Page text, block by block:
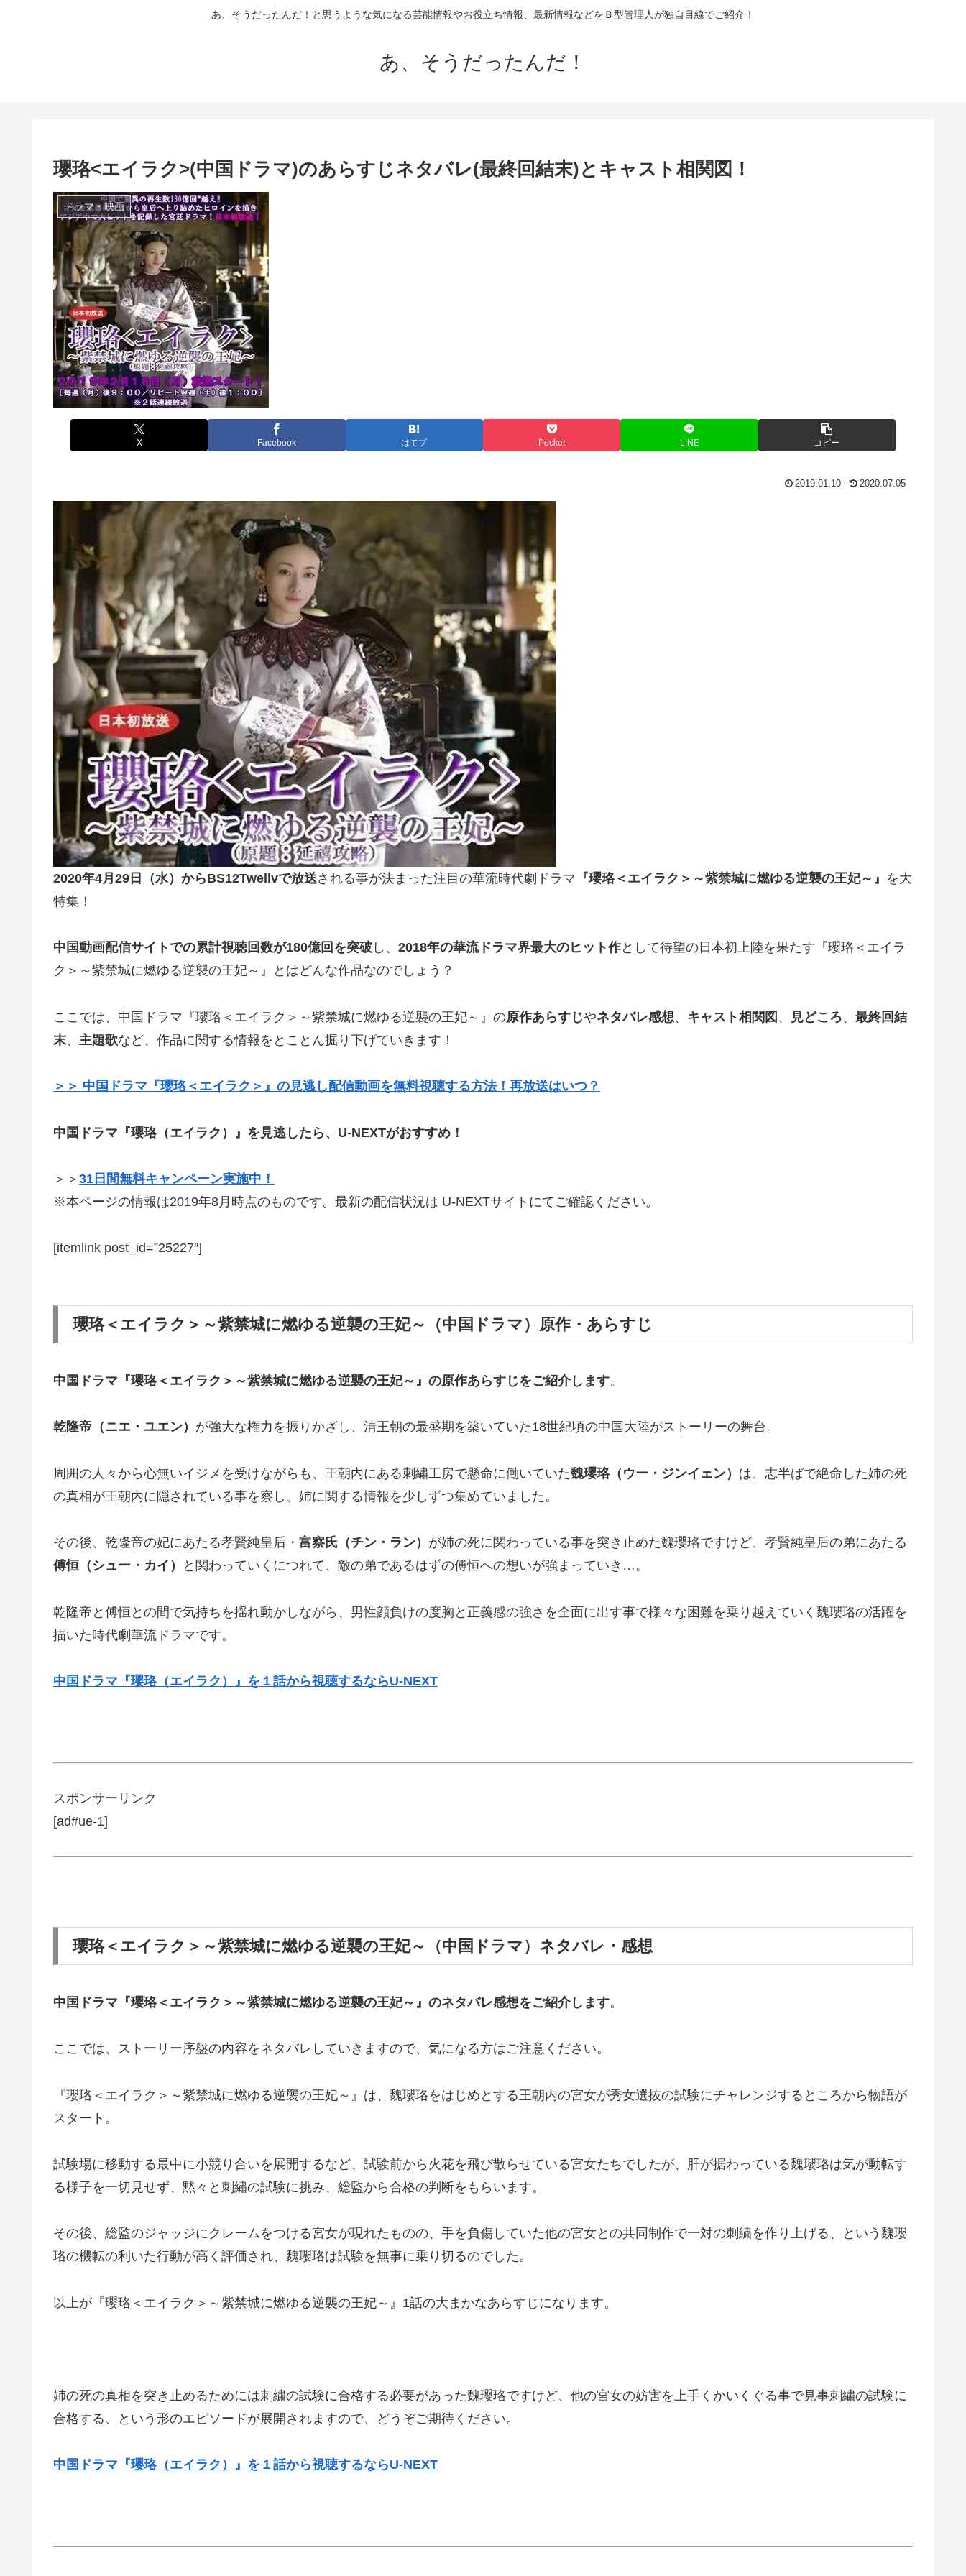
あ、そうだったんだ！と思うような気になる芸能情報やお役立ち情報、最新情報などをＢ型管理人が独自目線でご紹介！
あ、そうだったんだ！
瓔珞<エイラク>(中国ドラマ)のあらすじネタバレ(最終回結末)とキャスト相関図！
ドラマ・映画
X Facebook はてブ Pocket LINE コピー
2019.01.10 2020.07.05
2020年4月29日（水）からBS12Twellvで放送される事が決まった注目の華流時代劇ドラマ 『瓔珞＜エイラク＞～紫禁城に燃ゆる逆襲の王妃～』 を大
特集！
中国動画配信サイトでの累計視聴回数が180億回を突破 し、 2018年の華流ドラマ界最大のヒット作として待望の日本初上陸を果たす『瓔珞＜エイラ
ク＞～紫禁城に燃ゆる逆襲の王妃～』とはどんな作品なのでしょう？
ここでは、中国ドラマ『瓔珞＜エイラク＞～紫禁城に燃ゆる逆襲の王妃～』の原作あらすじやネタバレ感想、 キャスト相関図 、 見どころ、 最終回結
末、 主題歌など、作品に関する情報をとことん掘り下げていきます！
＞＞ 中国ドラマ『瓔珞＜エイラク＞』の見逃し配信動画を無料視聴する方法！再放送はいつ？
中国ドラマ『瓔珞（エイラク）』を見逃したら、 U-NEXTがおすすめ！
＞＞ 31日間無料キャンペーン実施中！
※本ページの情報は2019年8月時点のものです。最新の配信状況は U-NEXTサイトにてご確認ください。
[itemlink post_id=”25227″]
瓔珞＜エイラク＞～紫禁城に燃ゆる逆襲の王妃～（中国ドラマ）原作・あらすじ
中国ドラマ『瓔珞＜エイラク＞～紫禁城に燃ゆる逆襲の王妃～』の原作あらすじ をご紹介します。
乾隆帝（ニエ・ユエン） が強大な権力を振りかざし、清王朝の最盛期を築いていた18世紀頃の中国大陸がストーリーの舞台。
周囲の人々から心無いイジメを受けながらも、王朝内にある刺繡工房で懸命に働いていた魏瓔珞（ウー・ジンイェン） は、志半ばで絶命した姉の死
の真相が王朝内に隠されている事を察し、姉に関する情報を少しずつ集めていました。
その後、乾隆帝の妃にあたる孝賢純皇后・ 富察氏（チン・ラン） が姉の死に関わっている事を突き止めた魏瓔珞ですけど、孝賢純皇后の弟にあたる
傅恒（シュー・カイ）
と関わっていくにつれて、敵の弟であるはずの傅恒への想いが強まっていき…。
乾隆帝と傅恒との間で気持ちを揺れ動かしながら、男性顔負けの度胸と正義感の強さを全面に出す事で様々な困難を乗り越えていく魏瓔珞の活躍を
描いた時代劇華流ドラマです。
中国ドラマ『瓔珞（エイラク）』を１話から視聴するならU-NEXT
スポンサーリンク
[ad#ue-1]
瓔珞＜エイラク＞～紫禁城に燃ゆる逆襲の王妃～（中国ドラマ）ネタバレ・感想
中国ドラマ『瓔珞＜エイラク＞～紫禁城に燃ゆる逆襲の王妃～』のネタバレ感想をご紹介します。
ここでは、ストーリー序盤の内容をネタバレしていきますので、気になる方はご注意ください。
『瓔珞＜エイラク＞～紫禁城に燃ゆる逆襲の王妃～』は、魏瓔珞をはじめとする王朝内の宮女が秀女選抜の試験にチャレンジするところから物語が
スタート。
試験場に移動する最中に小競り合いを展開するなど、試験前から火花を飛び散らせている宮女たちでしたが、肝が据わっている魏瓔珞は気が動転す
る様子を一切見せず、黙々と刺繡の試験に挑み、総監から合格の判断をもらいます。
その後、総監のジャッジにクレームをつける宮女が現れたものの、手を負傷していた他の宮女との共同制作で一対の刺繍を作り上げる、という魏瓔
珞の機転の利いた行動が高く評価され、魏瓔珞は試験を無事に乗り切るのでした。
以上が『瓔珞＜エイラク＞～紫禁城に燃ゆる逆襲の王妃～』1話の大まかなあらすじになります。
姉の死の真相を突き止めるためには刺繍の試験に合格する必要があった魏瓔珞ですけど、他の宮女の妨害を上手くかいくぐる事で見事刺繍の試験に
合格する、という形のエピソードが展開されますので、どうぞご期待ください。
中国ドラマ『瓔珞（エイラク）』を１話から視聴するならU-NEXT